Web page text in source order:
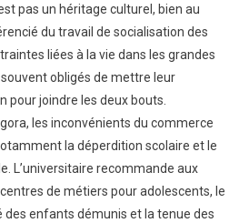
pas un héritage culturel, bien au
du travail de socialisation des
liées à la vie dans les grandes
obligés de mettre leur
pour joindre les deux bouts.
les inconvénients du commerce
la déperdition scolaire et le
L’universitaire recommande aux
de métiers pour adolescents, le
des enfants démunis et la tenue des